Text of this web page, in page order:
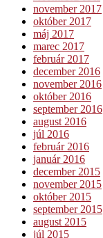
november 2017
október 2017
máj 2017
marec 2017
február 2017
december 2016
november 2016
október 2016
september 2016
august 2016
júl 2016
február 2016
január 2016
december 2015
november 2015
október 2015
september 2015
august 2015
júl 2015